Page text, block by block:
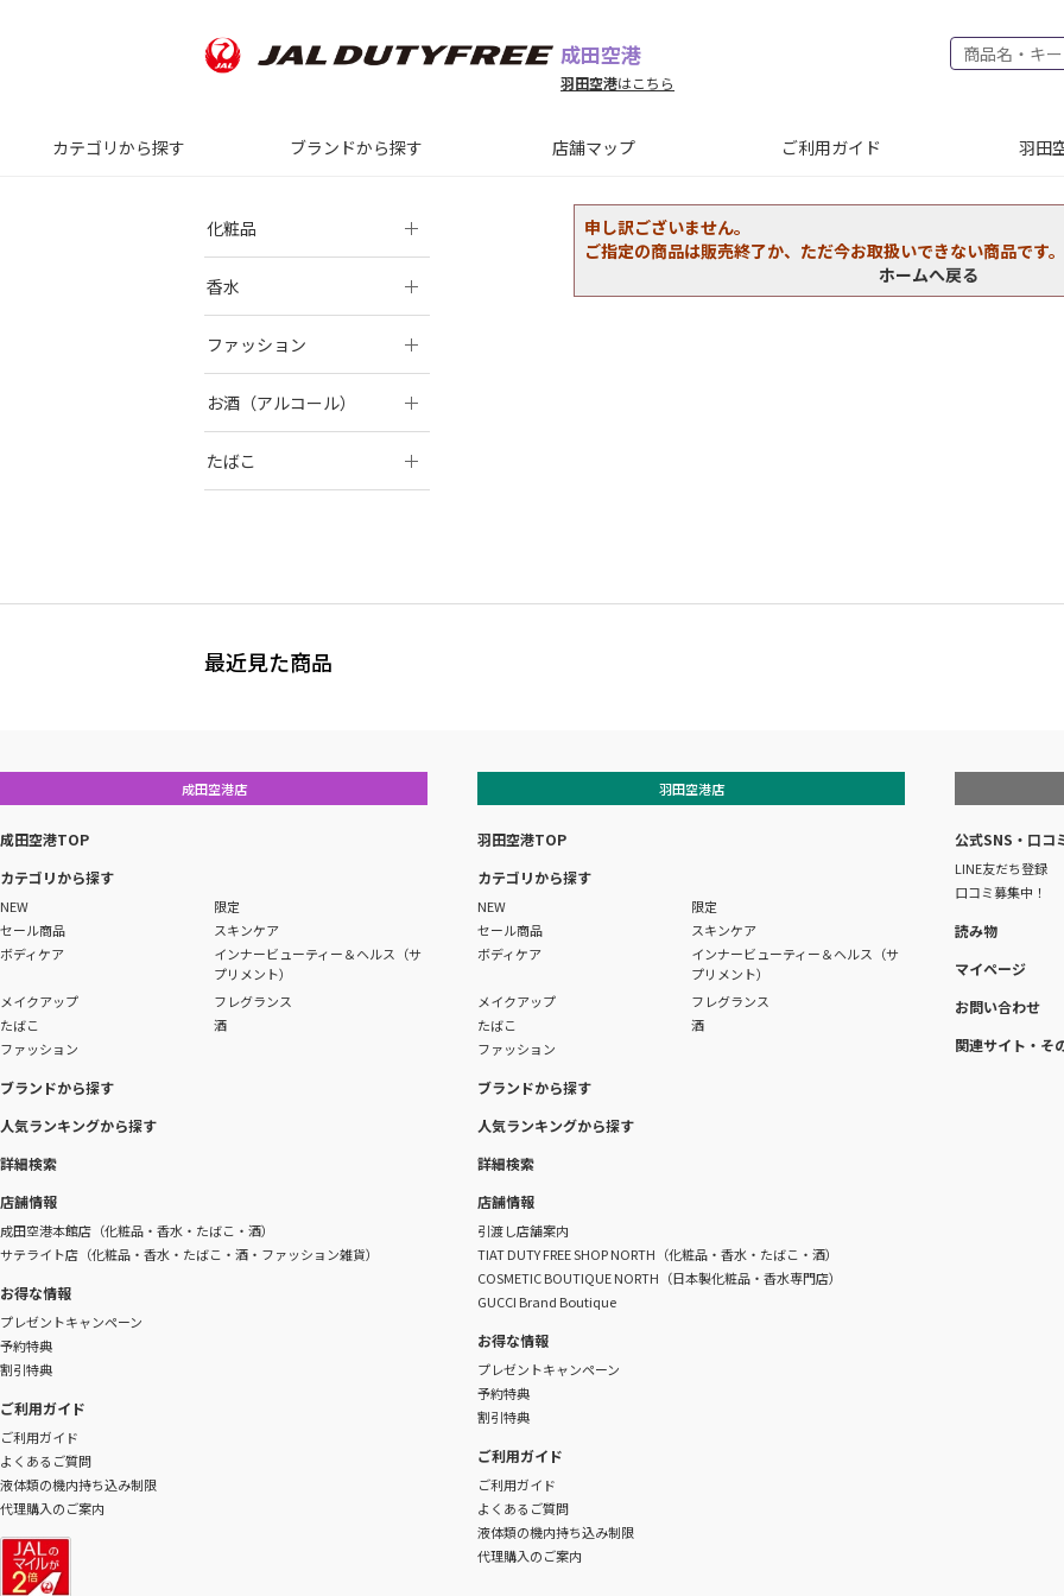
成田空港
羽田空港はこちら
カテゴリから探す ブランドから探す 店舗マップ ご利用ガイド 羽田
申し訳ございません。
ご指定の商品は販売終了か、ただ今お取扱いできない商品です。
ホームへ戻る
化粧品
香水
ファッション
お酒（アルコール）
たばこ
最近見た商品
成田空港店
成田空港TOP
カテゴリから探す
NEW
限定
セール商品
スキンケア
ボディケア
インナービューティー＆ヘルス（サ
プリメント）
メイクアップ
フレグランス
たばこ
酒
ファッション
ブランドから探す
人気ランキングから探す
詳細検索
店舗情報
成田空港本館店（化粧品・香水・たばこ・酒）
サテライト店（化粧品・香水・たばこ・酒・ファッション雑貨）
お得な情報
プレゼントキャンペーン
予約特典
割引特典
ご利用ガイド
ご利用ガイド
よくあるご質問
液体類の機内持ち込み制限
代理購入のご案内
羽田空港店
羽田空港TOP
カテゴリから探す
NEW
限定
セール商品
スキンケア
ボディケア
インナービューティー＆ヘルス（サ
プリメント）
メイクアップ
フレグランス
たばこ
酒
ファッション
ブランドから探す
人気ランキングから探す
詳細検索
店舗情報
引渡し店舗案内
TIAT DUTY FREE SHOP NORTH（化粧品・香水・たばこ・酒）
COSMETIC BOUTIQUE NORTH（日本製化粧品・香水専門店）
GUCCI Brand Boutique
お得な情報
プレゼントキャンペーン
予約特典
割引特典
ご利用ガイド
ご利用ガイド
よくあるご質問
液体類の機内持ち込み制限
代理購入のご案内
公式SNS・口コ
LINE友だち登録
口コミ募集中！
読み物
マイページ
お問い合わせ
関連サイト・そ